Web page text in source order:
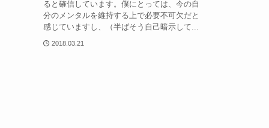
ると確信しています。僕にとっては、今の自
分のメンタルを維持する上で必要不可欠だと
感じていますし、（半ばそう自己暗示して...
2018.03.21